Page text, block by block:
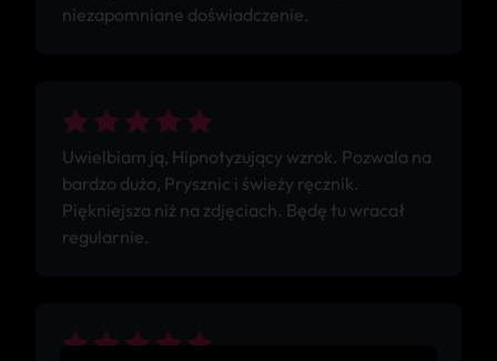
niezapomniane doświadczenie.
Uwielbiam ją, Hipnotyzujący wzrok. Pozwala na
bardzo dużo, Prysznic i świeży ręcznik.
Piękniejsza niż na zdjęciach. Będę tu wracał
regularnie.